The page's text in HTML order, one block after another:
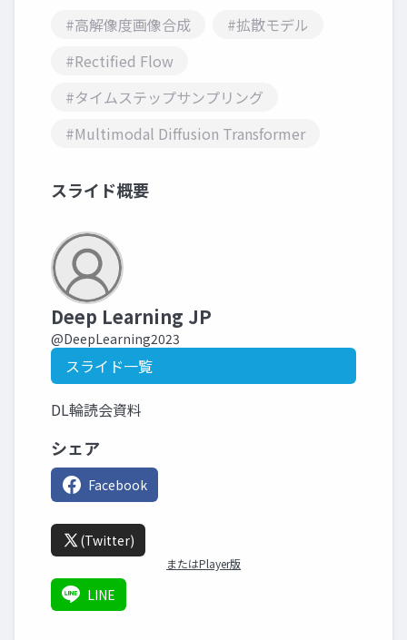
#高解像度画像合成
#拡散モデル
#Rectified Flow
#タイムステップサンプリング
#Multimodal Diffusion Transformer
スライド概要
Deep Learning JP
@DeepLearning2023
スライド一覧
DL輪読会資料
シェア
Facebook
(Twitter)
またはPlayer版
LINE